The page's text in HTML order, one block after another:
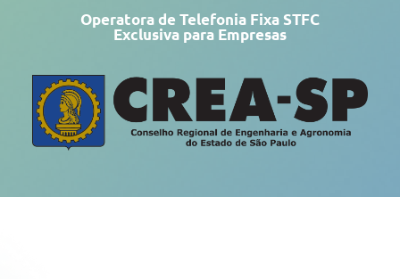
Operatora de Telefonia Fixa STFC
Exclusiva para Empresas